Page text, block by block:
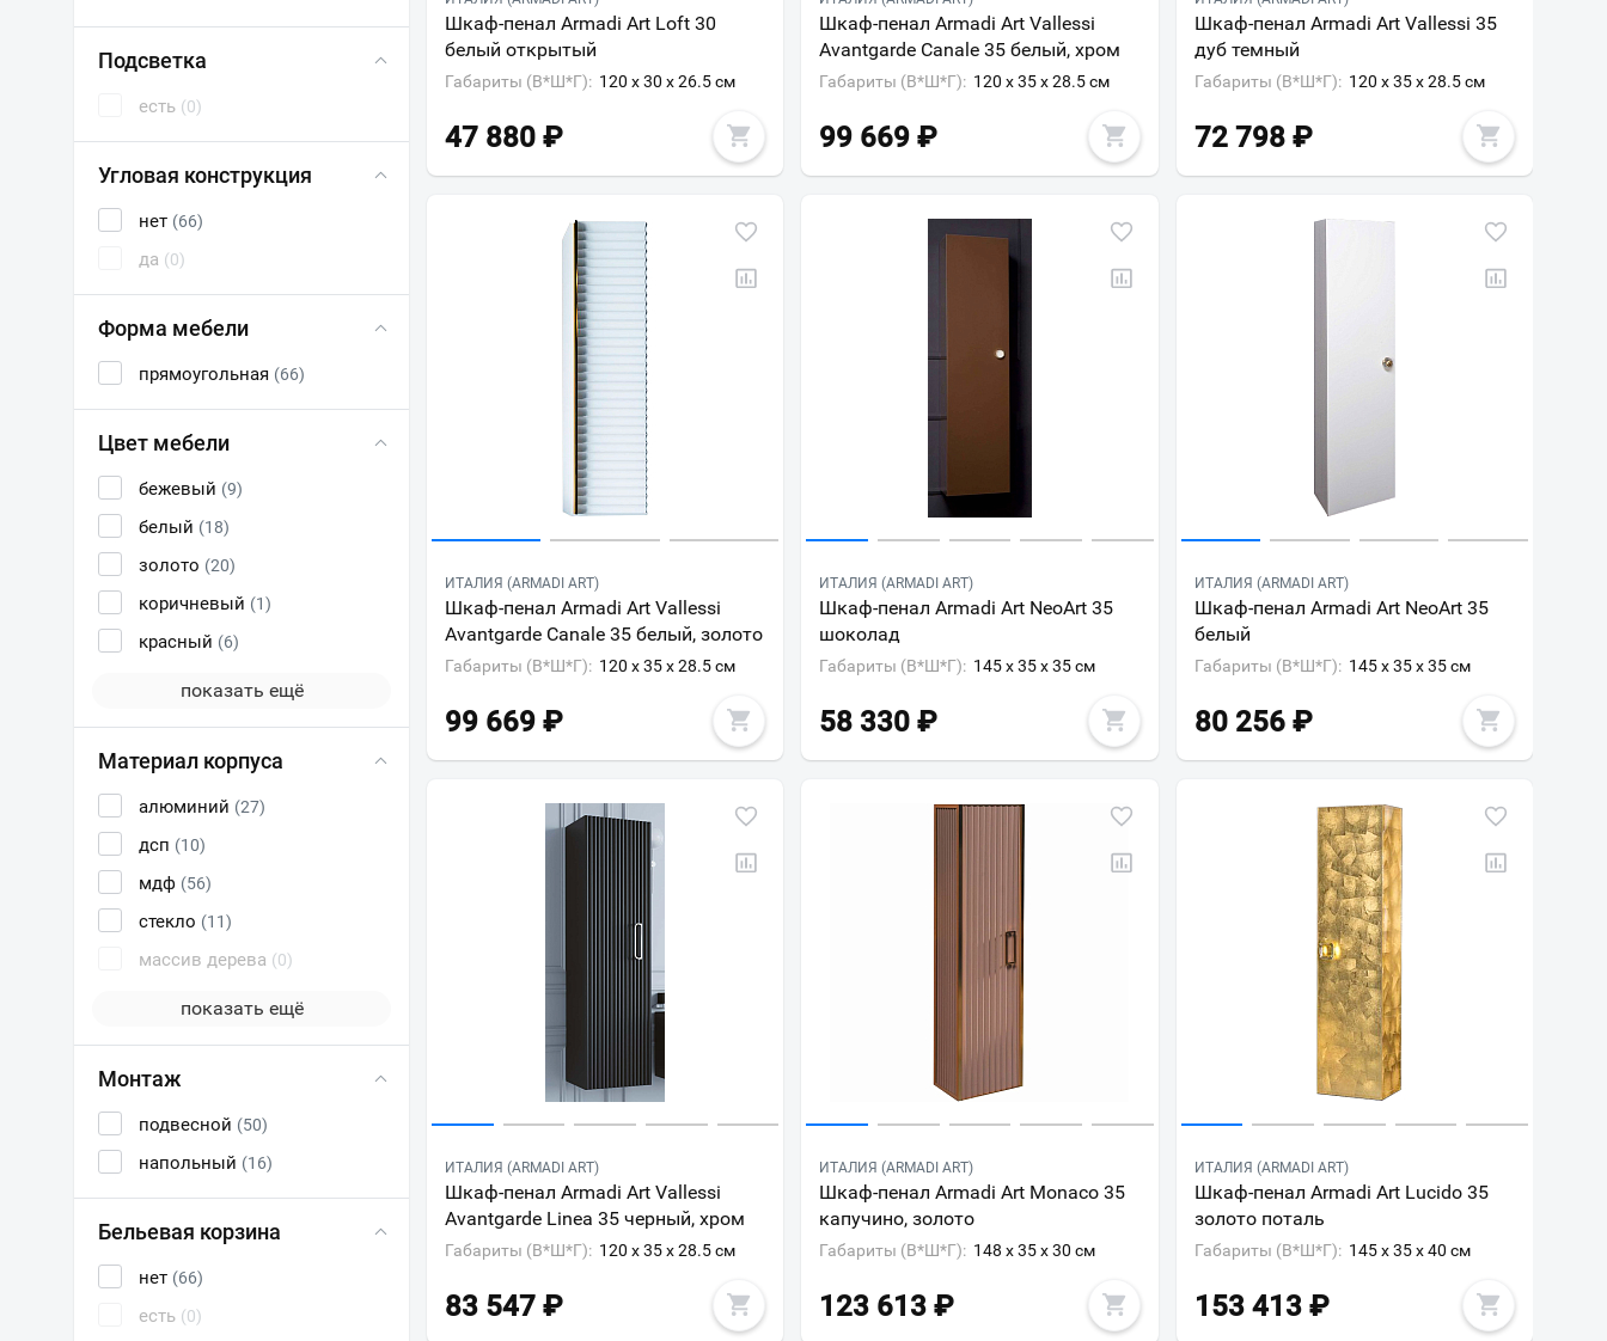
Подсветка
есть (0)
Угловая конструкция
нет (66)
да (0)
Форма мебели
прямоугольная (66)
Цвет мебели
бежевый (9)
белый (18)
золото (20)
коричневый (1)
красный (6)
показать ещё
Материал корпуса
алюминий (27)
дсп (10)
мдф (56)
стекло (11)
массив дерева (0)
показать ещё
Монтаж
подвесной (50)
напольный (16)
Бельевая корзина
нет (66)
есть (0)
Шкаф-пенал Armadi Art Loft 30
белый открытый
Габариты (В*Ш*Г): 120 x 30 x 26.5 см
47 880 ₽
Шкаф-пенал Armadi Art Vallessi
Avantgarde Canale 35 белый, хром
Габариты (В*Ш*Г): 120 x 35 x 28.5 см
99 669 ₽
Шкаф-пенал Armadi Art Vallessi 35
дуб темный
Габариты (В*Ш*Г): 120 x 35 x 28.5 см
72 798 ₽
ИТАЛИЯ (ARMADI ART)
Шкаф-пенал Armadi Art Vallessi
Avantgarde Canale 35 белый, золото
Габариты (В*Ш*Г): 120 x 35 x 28.5 см
99 669 ₽
ИТАЛИЯ (ARMADI ART)
Шкаф-пенал Armadi Art NeoArt 35
шоколад
Габариты (В*Ш*Г): 145 x 35 x 35 см
58 330 ₽
ИТАЛИЯ (ARMADI ART)
Шкаф-пенал Armadi Art NeoArt 35
белый
Габариты (В*Ш*Г): 145 x 35 x 35 см
80 256 ₽
ИТАЛИЯ (ARMADI ART)
Шкаф-пенал Armadi Art Vallessi
Avantgarde Linea 35 черный, хром
Габариты (В*Ш*Г): 120 x 35 x 28.5 см
83 547 ₽
ИТАЛИЯ (ARMADI ART)
Шкаф-пенал Armadi Art Monaco 35
капучино, золото
Габариты (В*Ш*Г): 148 x 35 x 30 см
123 613 ₽
ИТАЛИЯ (ARMADI ART)
Шкаф-пенал Armadi Art Lucido 35
золото поталь
Габариты (В*Ш*Г): 145 x 35 x 40 см
153 413 ₽
Ваш город
Всё верно